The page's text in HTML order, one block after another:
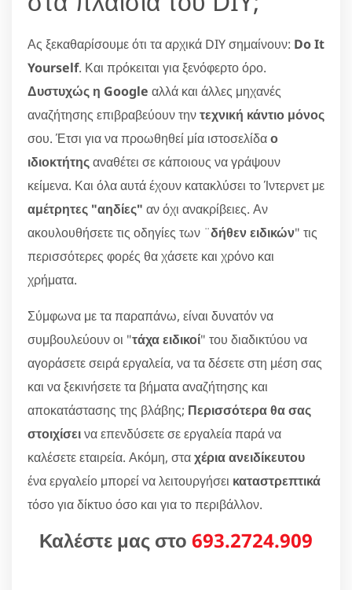
Ας ξεκαθαρίσουμε ότι τα αρχικά DIY σημαίνουν: Do It
Yourself. Και πρόκειται για ξενόφερτο όρο.
Δυστυχώς η Google αλλά και άλλες μηχανές
αναζήτησης επιβραβεύουν τηντεχνική κάντιο μόνος
σου. Έτσι για να προωθηθεί μία ιστοσελίδαο
ιδιοκτήτηςαναθέτει σε κάποιους να γράψουν
κείμενα. Και όλα αυτά έχουν κατακλύσει το Ίντερνετ με
αμέτρητες "αηδίες" αν όχι ανακρίβειες. Αν
ακουλουθήσετε τις οδηγίες των ¨δήθεν ειδικών" τις
περισσότερες φορές θα χάσετε και χρόνο και
χρήματα.
Σύμφωνα με τα παραπάνω, είναι δυνατόν να
συμβουλεύουν οι "τάχα ειδικοί" του διαδικτύου να
αγοράσετε σειρά εργαλεία, να τα δέσετε στη μέση σας
και να ξεκινήσετε τα βήματα αναζήτησης και
αποκατάστασης της βλάβης; Περισσότερα θα σας
στοιχίσεινα επενδύσετε σε εργαλεία παρά να
καλέσετε εταιρεία. Ακόμη, σταχέρια ανειδίκευτου
ένα εργαλείο μπορεί να λειτουργήσει καταστρεπτικά
τόσο για δίκτυο όσο και για το περιβάλλον.
Καλέστε μας στο 693.2724.909